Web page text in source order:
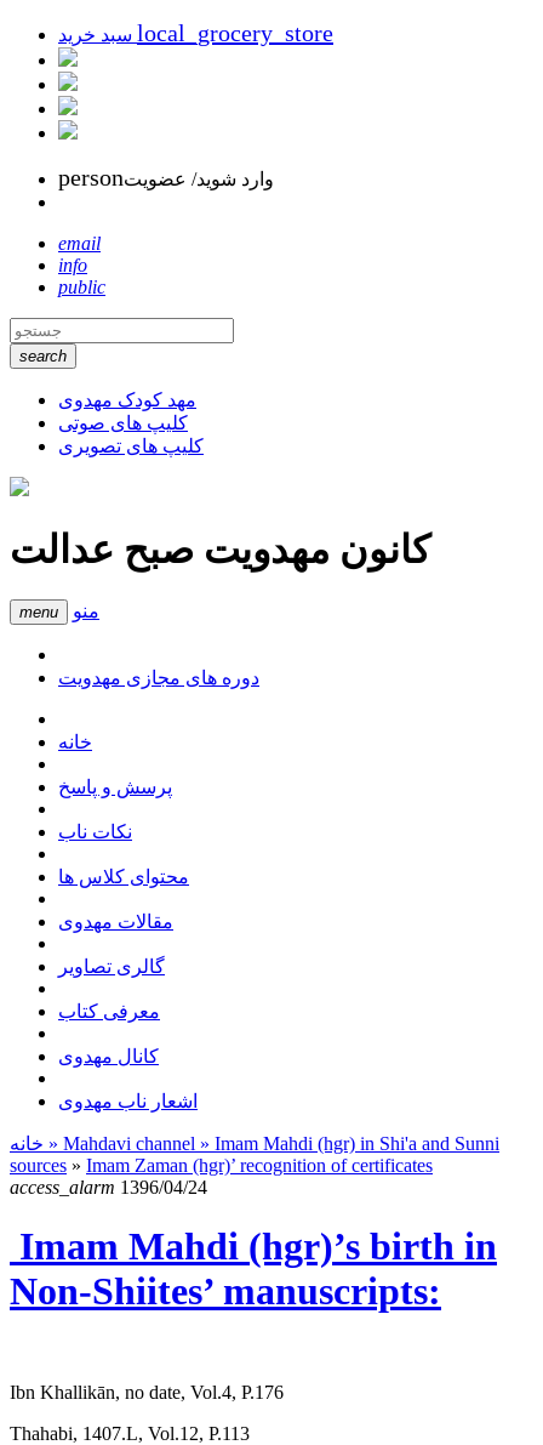
local_grocery_store
personوارد شوید/ عضویت
email
info
public
search
مهد کودک مهدوی
کلیپ های صوتی
کلیپ های تصویری
کانون مهدویت صبح عدالت
menu منو
دوره های مجازی مهدویت
خانه
پرسش و پاسخ
نکات ناب
محتوای کلاس ها
مقالات مهدوی
گالری تصاویر
معرفی کتاب
کانال مهدوی
اشعار ناب مهدوی
» Mahdavi channel » Imam Mahdi (hgr) in Shi'a and Sunni
sources » Imam Zaman (hgr)’ recognition of certificates
access_alarm 1396/04/24
Imam Mahdi (hgr)’s birth in
Non-Shiites’ manuscripts:
Ibn Khallikān, no date, Vol.4, P.176
Thahabi, 1407.L, Vol.12, P.113